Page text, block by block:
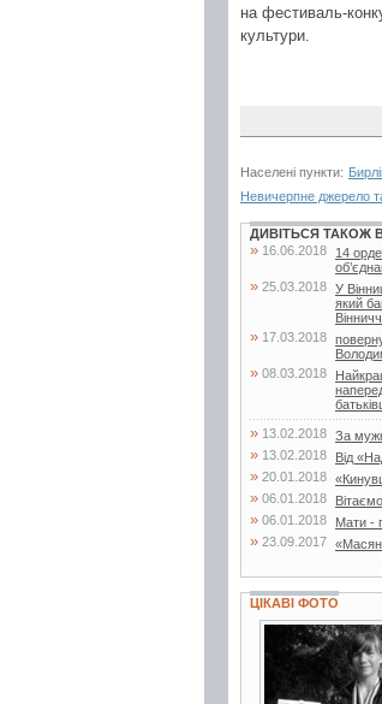
на фестиваль-
культури.
Населені пункти:
Невичерпне джерело
ДИВІТЬСЯ ТАКОЖ В
» 16.06.2018
14
» 25.03.2018 У
який
» 17.03.2018
» 08.03.2018
» 13.02.2018 За
» 13.02.2018 Від
» 20.01.2018
» 06.01.2018
» 06.01.2018 Мати -
» 23.09.2017
ЦІКАВІ ФОТО
2 фото